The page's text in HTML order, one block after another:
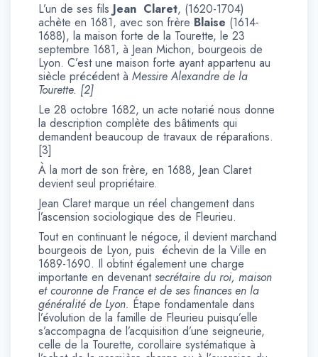
L’un de ses fils Jean Claret, (1620-1704)
achète en 1681, avec son frère Blaise (1614-
1688), la maison forte de la Tourette, le 23
septembre 1681, à Jean Michon, bourgeois de
Lyon. C’est une maison forte ayant appartenu au
siècle précédent à Messire Alexandre de la
Tourette. [2]
Le 28 octobre 1682, un acte notarié nous donne
la description complète des bâtiments qui
demandent beaucoup de travaux de réparations.
[3]
À la mort de son frère, en 1688, Jean Claret
devient seul propriétaire.
Jean Claret marque un réel changement dans
l’ascension sociologique des de Fleurieu.
Tout en continuant le négoce, il devient marchand
bourgeois de Lyon, puis échevin de la Ville en
1689-1690. Il obtint également une charge
importante en devenantsecrétaire du roi, maison
et couronne de France et de ses finances en la
généralité de Lyon. Étape fondamentale dans
l’évolution de la famille de Fleurieu puisqu’elle
s’accompagna de l’acquisition d’une seigneurie,
celle de la Tourette, corollaire systématique à